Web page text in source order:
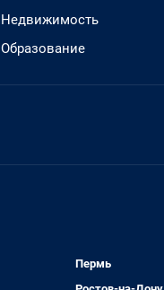
Недвижимость
Образование
Пермь